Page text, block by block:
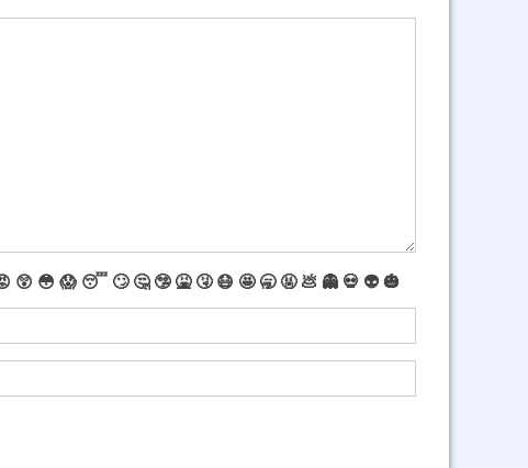
😲 😳 😱 😴 🙄 🤔 🤥 🤮 🤧 😷 🤩 🥱 🤬 💩 👻 💀 👽 🎃